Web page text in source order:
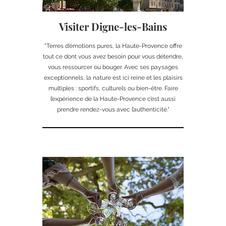
Visiter Digne-les-Bains
"Terres d’émotions pures, la Haute-Provence offre
tout ce dont vous avez besoin pour vous détendre,
vous ressourcer ou bouger. Avec ses paysages
exceptionnels, la nature est ici reine et les plaisirs
multiples : sportifs, culturels ou bien-être. Faire
l’expérience de la Haute-Provence c’est aussi
prendre rendez-vous avec l’authenticité."